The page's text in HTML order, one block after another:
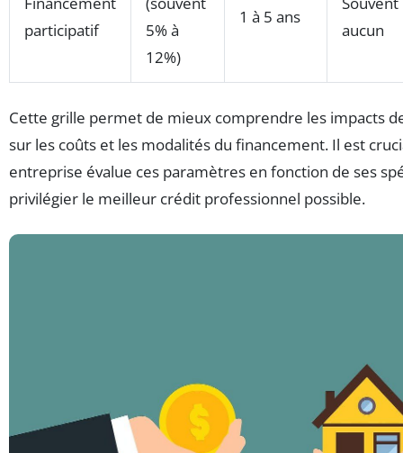
participatif
5% à
12%)
1 à 5 ans
aucun
Cette grille permet de mieux comprendre les impacts
sur les coûts et les modalités du financement. Il est
entreprise évalue ces paramètres en fonction de ses
privilégier le meilleur crédit professionnel possible.